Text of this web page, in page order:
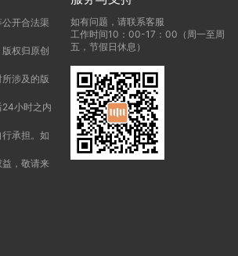
开合法渠
权归原创
涉及的版
小时之内
承担。如
，敬请来
如有问题，请联系客服
工作时间10：00-17：00（周一至周
五，节假日休息）